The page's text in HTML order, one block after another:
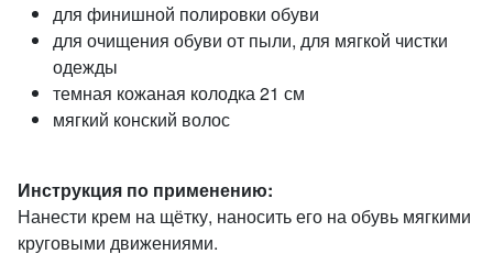
для финишной полировки обуви
для очищения обуви от пыли, для мягкой чистки
одежды
темная кожаная колодка 21 см
мягкий конский волос
Инструкция по применению:
Нанести крем на щётку, наносить его на обувь мягкими
круговыми движениями.